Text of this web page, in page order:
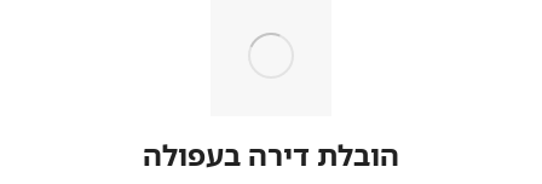
הובלת דירה בעפולה